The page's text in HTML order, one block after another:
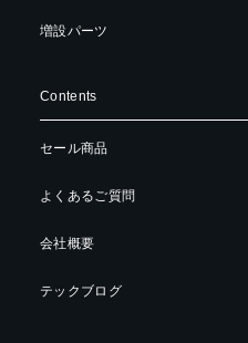
増設パーツ
Contents
セール商品
よくあるご質問
会社概要
テックブログ